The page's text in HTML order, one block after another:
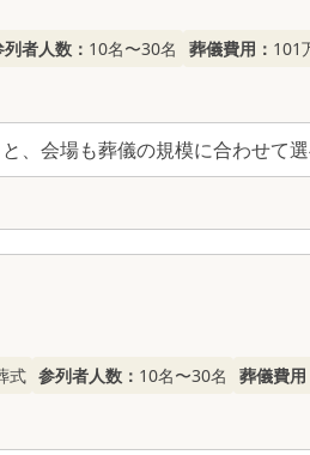
列者人数： 10名〜30名 葬儀費用： 101
、会場も葬儀の規模に合わせて
式 参列者人数： 10名〜30名 葬儀費用